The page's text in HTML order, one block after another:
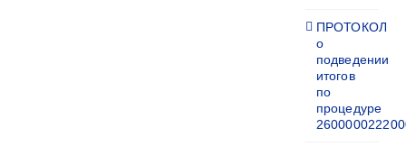
ПРОТОКОЛ
о
подведении
итогов
по
процедуре